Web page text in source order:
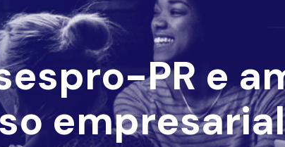
PR e
empresarial